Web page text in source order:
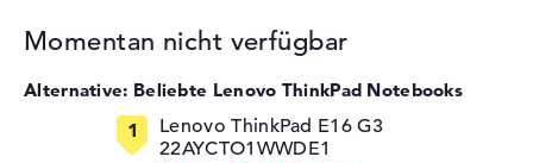
Momentan nicht verfügbar
Alternative: Beliebte Lenovo ThinkPad Notebooks
Lenovo ThinkPad E16 G3
22AYCTO1WWDE1